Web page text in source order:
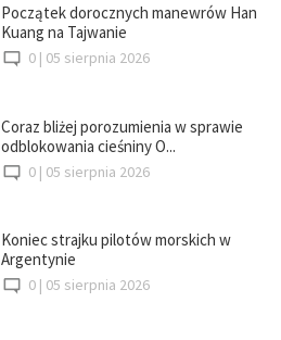
Początek dorocznych manewrów Han
Kuang na Tajwanie
0 | 05 sierpnia 2026
Coraz bliżej porozumienia w sprawie
odblokowania cieśniny O...
0 | 05 sierpnia 2026
Koniec strajku pilotów morskich w
Argentynie
0 | 05 sierpnia 2026